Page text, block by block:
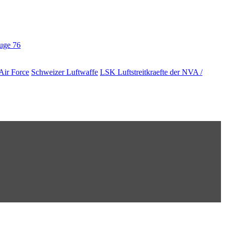
76
Force Schweizer Luftwaffe LSK Luftstreitkraefte der NVA /